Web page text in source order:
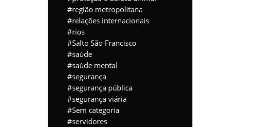
região metropolitana
relações internacionais
rios
Salto São Francisco
saúde
saúde mental
segurança
segurança pública
segurança viária
Sem categoria
servidores